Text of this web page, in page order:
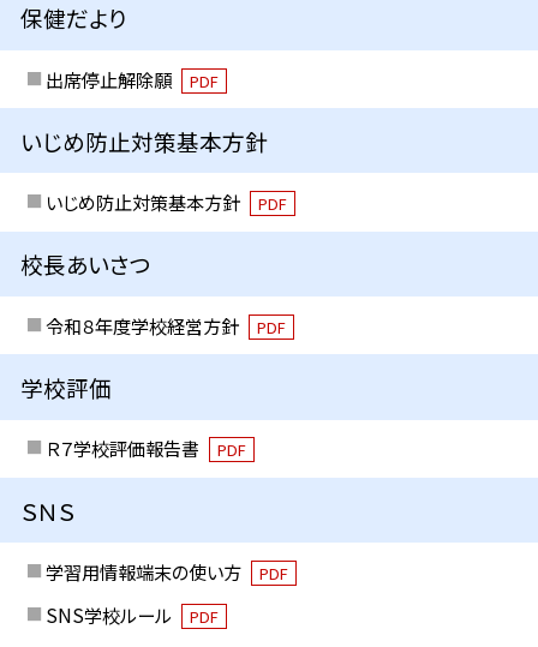
保健だより
出席停止解除願 PDF
いじめ防止対策基本方針
いじめ防止対策基本方針 PDF
校長あいさつ
令和８年度学校経営方針 PDF
学校評価
Ｒ７学校評価報告書 PDF
ＳＮＳ
学習用情報端末の使い方 PDF
SNS学校ルール PDF